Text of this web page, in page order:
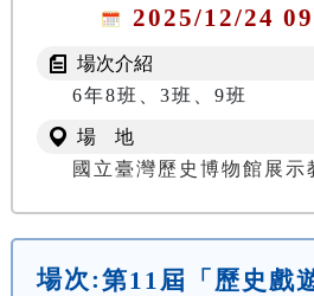
2025/12/24
場次介紹
6年8班、3班、9班
場 地
國立臺灣歷史博物館展
場次:第11屆「歷史戲